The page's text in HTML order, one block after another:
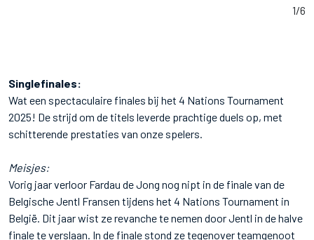
1/6
Singlefinales:
Wat een spectaculaire finales bij het 4 Nations Tournament
2025! De strijd om de titels leverde prachtige duels op, met
schitterende prestaties van onze spelers.
Meisjes:
Vorig jaar verloor Fardau de Jong nog nipt in de finale van de
Belgische Jentl Fransen tijdens het 4 Nations Tournament in
België. Dit jaar wist ze revanche te nemen door Jentl in de halve
finale te verslaan. In de finale stond ze tegenover teamgenoot